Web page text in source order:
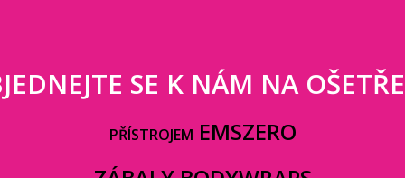
SE K NÁM NA
PŘÍSTROJEM EMSZERO